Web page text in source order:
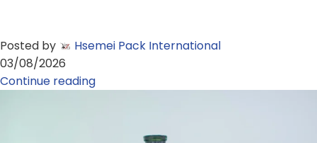
Posted by
Hsemei Pack International
03/08/2026
Continue reading